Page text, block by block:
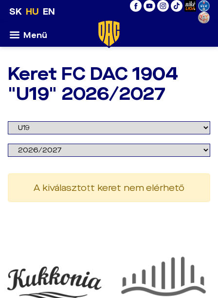
SK HU EN
Menü
Keret FC DAC 1904
"U19" 2026/2027
A kiválasztott keret nem elérhető